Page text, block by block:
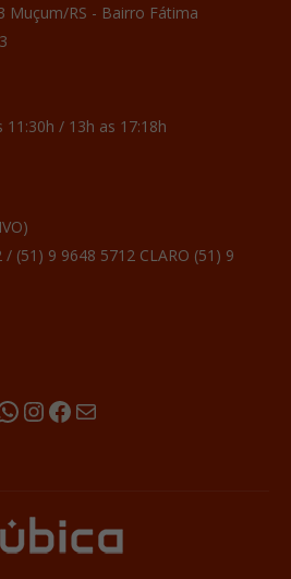
Muçum/RS - Bairro Fátima
11:30h / 13h as 17:18h
(51) 9 9648 5712 CLARO (51) 9
Instagram
Facebook
E-mail